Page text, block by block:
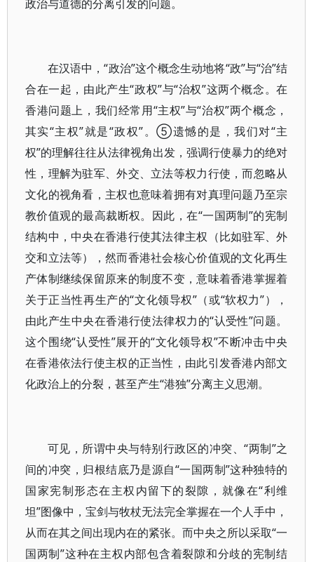
政治与道德的分离引发的问题。
在汉语中，“政治”这个概念生动地将“政”与“治”结
合在一起，由此产生“政权”与“治权”这两个概念。在
香港问题上，我们经常用“主权”与“治权”两个概念，
其实“主权”就是“政权”。⑤遗憾的是，我们对“主
权”的理解往往从法律视角出发，强调行使暴力的绝对
性，理解为驻军、外交、立法等权力行使，而忽略从
文化的视角看，主权也意味着拥有对真理问题乃至宗
教价值观的最高裁断权。因此，在“一国两制”的宪制
结构中，中央在香港行使其法律主权（比如驻军、外
交和立法等），然而香港社会核心价值观的文化再生
产体制继续保留原来的制度不变，意味着香港掌握着
关于正当性再生产的“文化领导权”（或“软权力”），
由此产生中央在香港行使法律权力的“认受性”问题。
这个围绕“认受性”展开的“文化领导权”不断冲击中央
在香港依法行使主权的正当性，由此引发香港内部文
化政治上的分裂，甚至产生“港独”分离主义思潮。
可见，所谓中央与特别行政区的冲突、“两制”之
间的冲突，归根结底乃是源自“一国两制”这种独特的
国家宪制形态在主权内留下的裂隙，就像在“利维
坦”图像中，宝剑与牧杖无法完全掌握在一个人手中，
从而在其之间出现内在的紧张。而中央之所以采取“一
国两制”这种在主权内部包含着裂隙和分歧的宪制结